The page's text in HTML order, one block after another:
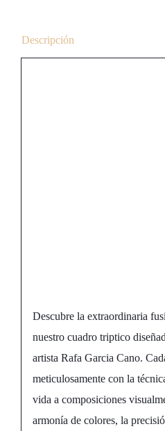
Descripción
Descubre la extraordinaria
nuestro cuadro triptico
artista Rafa Garcia Cano.
meticulosamente con la
vida a composiciones
armonía de colores, la